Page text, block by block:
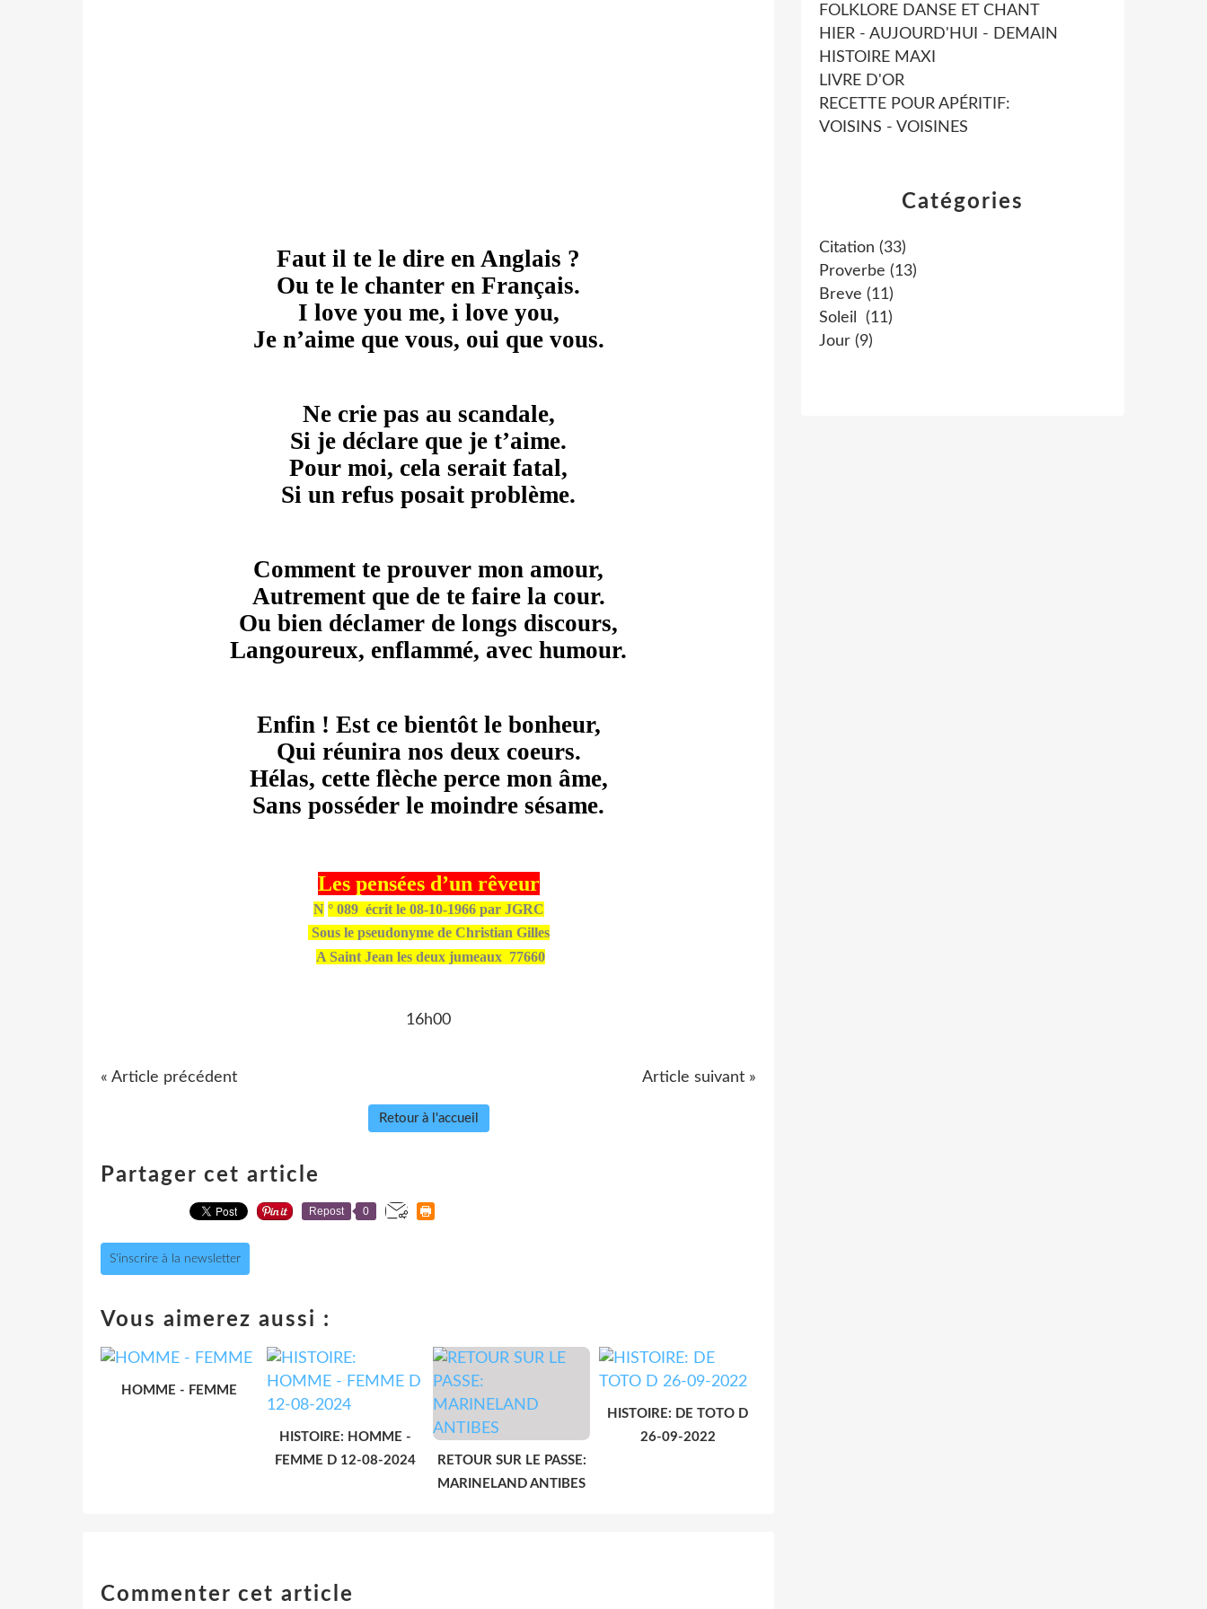
Faut il te le dire en Anglais ?
Ou te le chanter en Français.
I love you me, i love you,
Je n’aime que vous, oui que vous.
Ne crie pas au scandale,
Si je déclare que je t’aime.
Pour moi, cela serait fatal,
Si un refus posait problème.
Comment te prouver mon amour,
Autrement que de te faire la cour.
Ou bien déclamer de longs discours,
Langoureux, enflammé, avec humour.
Enfin ! Est ce bientôt le bonheur,
Qui réunira nos deux coeurs.
Hélas, cette flèche perce mon âme,
Sans posséder le moindre sésame.
Les pensées d’un rêveur
N ° 089 écrit le 08-10-1966 par JGRC
Sous le pseudonyme de Christian Gilles
A Saint Jean les deux jumeaux 77660
16h00
« Article précédent Article suivant »
Retour à l'accueil
Partager cet article
Repost 0
S'inscrire à la newsletter
Vous aimerez aussi :
HOMME - FEMME
HISTOIRE: HOMME -
FEMME D 12-08-2024
RETOUR SUR LE PASSE:
MARINELAND ANTIBES
HISTOIRE: DE TOTO D
26-09-2022
Commenter cet article
Catégories
Citation (33)
Proverbe (13)
Breve (11)
Soleil
(11)
Jour (9)
FOLKLORE DANSE ET CHANT
HIER - AUJOURD'HUI - DEMAIN
HISTOIRE MAXI
LIVRE D'OR
RECETTE POUR APÉRITIF:
VOISINS - VOISINES